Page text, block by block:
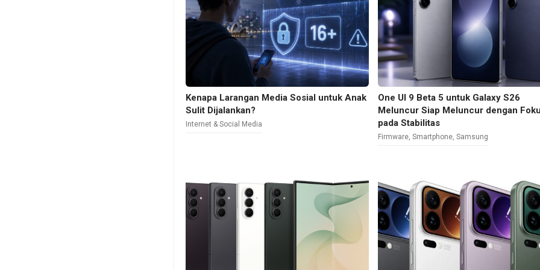
Kenapa Larangan Media Sosial untuk Anak
Sulit Dijalankan?
Internet & Social Media
One UI 9 Beta 5 untuk Galaxy S26
Meluncur Siap Meluncur dengan
pada Stabilitas
Firmware,Smartphone,Samsung